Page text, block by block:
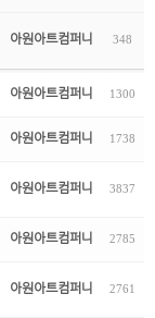
아원아트컴퍼니 348
아원아트컴퍼니 1300
아원아트컴퍼니 1738
아원아트컴퍼니 3837
아원아트컴퍼니 2785
아원아트컴퍼니 2761